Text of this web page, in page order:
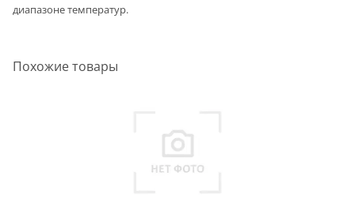
диапазоне температур.
Похожие товары